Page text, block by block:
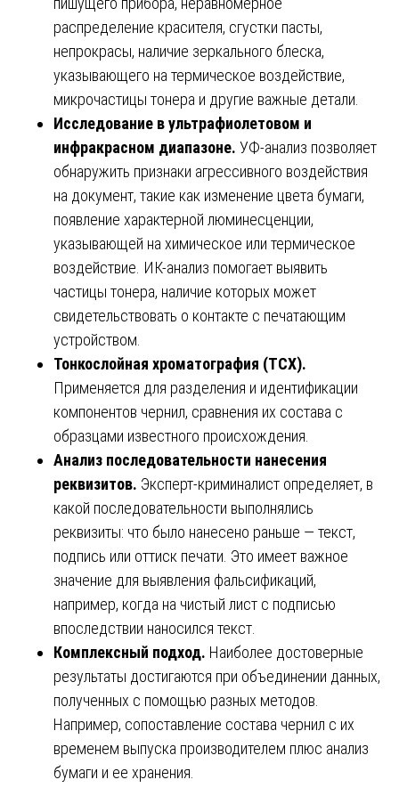
распределение красителя, сгустки пасты,
непрокрасы, наличие зеркального блеска,
указывающего на термическое воздействие,
микрочастицы тонера и другие важные детали.
Исследование в ультрафиолетовом и
инфракрасном диапазоне. УФ-анализ позволяет
обнаружить признаки агрессивного воздействия
на документ, такие как изменение цвета бумаги,
появление характерной люминесценции,
указывающей на химическое или термическое
воздействие. ИК-анализ помогает выявить
частицы тонера, наличие которых может
свидетельствовать о контакте с печатающим
устройством.
Тонкослойная хроматография (ТСХ).
Применяется для разделения и идентификации
компонентов чернил, сравнения их состава с
образцами известного происхождения.
Анализ последовательности нанесения
реквизитов. Эксперт-криминалист определяет, в
какой последовательности выполнялись
реквизиты: что было нанесено раньше — текст,
подпись или оттиск печати. Это имеет важное
значение для выявления фальсификаций,
например, когда на чистый лист с подписью
впоследствии наносился текст.
Комплексный подход. Наиболее достоверные
результаты достигаются при объединении данных,
полученных с помощью разных методов.
Например, сопоставление состава чернил с их
временем выпуска производителем плюс анализ
бумаги и ее хранения.